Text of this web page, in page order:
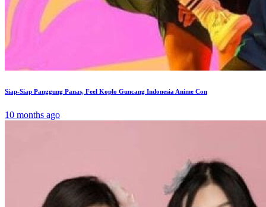
Siap-Siap Panggung Panas, Feel Koplo Guncang Indonesia Anime Con
10 months ago